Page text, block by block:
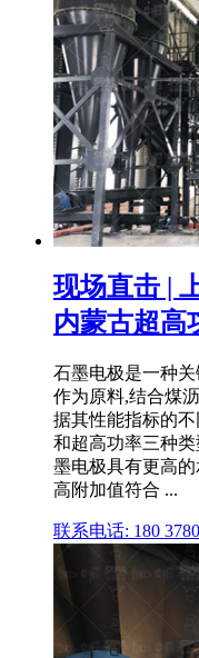
现场直击 |
内蒙古超高
石墨电极是一种
作为原料,结合煤
据其性能指标的
和超高功率三种
墨电极具有更高
高附加值符合 ...
联系电话: 180